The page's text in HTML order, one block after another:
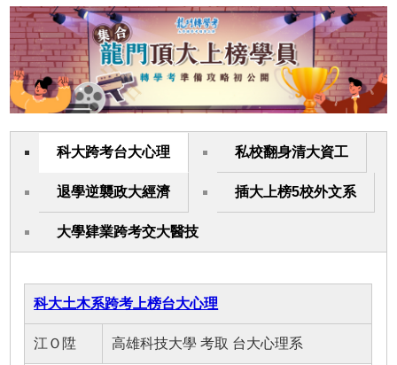
科大跨考台大心理 私校翻身清大資工
退學逆襲政大經濟 插大上榜5校外文系
大學肄業跨考交大醫技
科大土木系跨考上榜台大心理
江Ｏ陞 高雄科技大學 考取 台大心理系